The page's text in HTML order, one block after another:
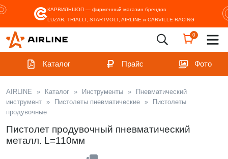
КАРВИЛЬШОП — фирменный магазин брендов
LUZAR, TRIALLI, STARTVOLT, AIRLINE и CARVILLE RACING
0
Каталог Прайс Фото
AIRLINE » Каталог » Инструменты »
Пневматический
инструмент » Пистолеты пневматические »
Пистолеты
продувочные
Пистолет продувочный пневматический
металл. L=110мм